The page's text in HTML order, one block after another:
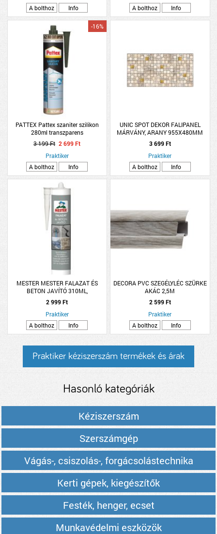
A bolthoz
Info
A bolthoz
Info
PATTEX Pattex szaniter szilikon
280ml transzparens
-16%
3 199 Ft 2 699 Ft
Praktiker
A bolthoz
Info
UNIC SPOT DEKOR FALIPANEL
MÁRVÁNY, ARANY 955X480MM
3 699 Ft
Praktiker
A bolthoz
Info
MESTER MESTER FALAZAT ÉS
BETON JAVÍTÓ 310ML,
RAGASZTÓ/TÖMÍTŐ
2 999 Ft
Praktiker
A bolthoz
Info
DECORA PVC SZEGÉLYLÉC SZÜRKE
AKÁC 2,5M
2 599 Ft
Praktiker
A bolthoz
Info
Praktiker kéziszerszám termékek és árak
Hasonló kategóriák
Kéziszerszám
Szerszámgép
Vágás-, csiszolás-, forgácsolástechnika
Kerti gépek, kiegészítők
Festék, henger, ecset
Munkavédelmi eszközök